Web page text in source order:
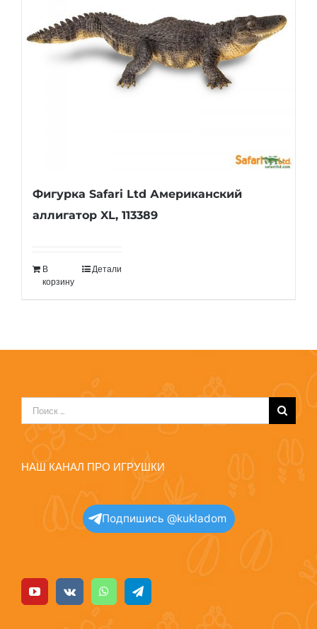
Фигурка Safari Ltd Американский
аллигатор XL, 113389
В
корзину
Детали
Результат
поиска:
НАШ КАНАЛ ПРО ИГРУШКИ
Подпишись @kukladom